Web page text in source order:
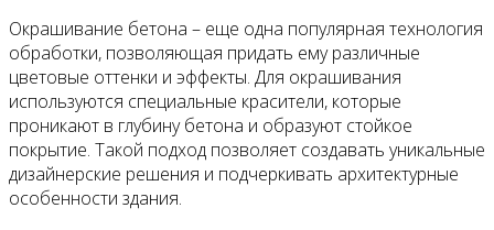
Окрашивание бетона – еще одна популярная технология
обработки, позволяющая придать ему различные
цветовые оттенки и эффекты. Для окрашивания
используются специальные красители, которые
проникают в глубину бетона и образуют стойкое
покрытие. Такой подход позволяет создавать уникальные
дизайнерские решения и подчеркивать архитектурные
особенности здания.